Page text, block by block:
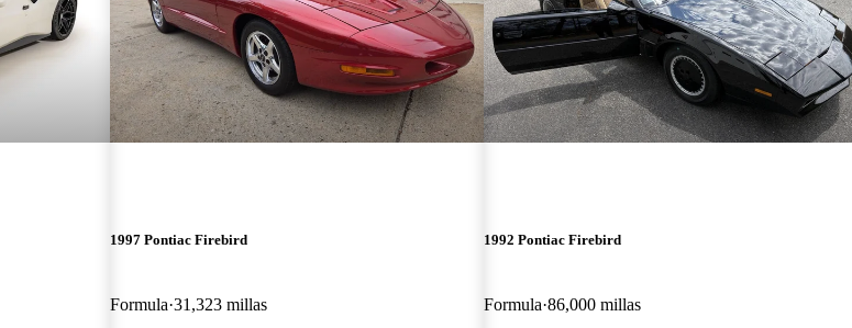
1997 Pontiac Firebird
Formula 31,323 millas
1992 Pontiac Firebird
Formula 86,000 millas